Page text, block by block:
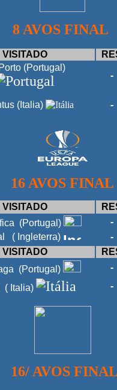
8 AVOS FINAL
VISITADO
(Portugal)
-
(Italia) -
16 AVOS FINAL
VISITADO
(Portugal) -
( Ingleterra) -
VISITADO
(Portugal) -
( Italia) -
16/ AVOS FINAL